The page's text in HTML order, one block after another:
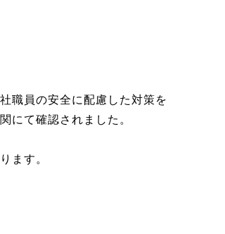
職員の安全に配慮した対策を
にて確認されました。
ます。